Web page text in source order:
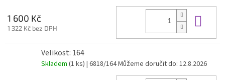
1 600 Kč
1 322 Kč bez DPH
Velikost: 164
Skladem (1 ks) | 6818/164Můžeme doručit do: 12.8.2026